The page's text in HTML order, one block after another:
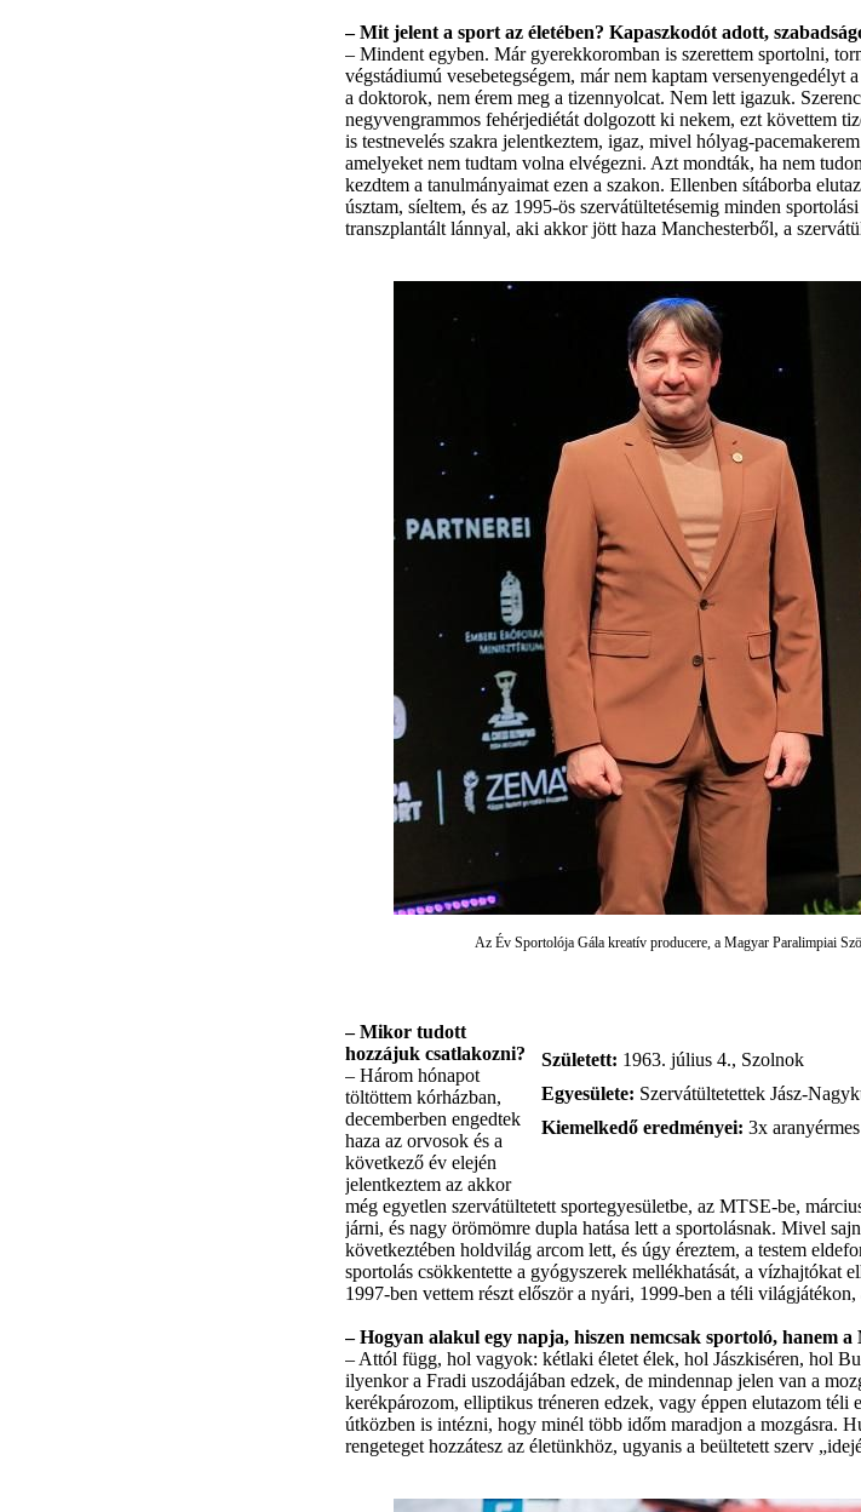
– Mit jelent a sport az életében? Kapaszkodót adott,
– Mindent egyben. Már gyerekkoromban is szerettem sportolni,
végstádiumú vesebetegségem, már nem kaptam
a doktorok, nem érem meg a tizennyolcat. Nem lett igazuk.
negyvengrammos fehérjediétát dolgozott ki nekem, ezt követtem
is testnevelés szakra jelentkeztem, igaz, mivel hólyag-
amelyeket nem tudtam volna elvégezni. Azt mondták, ha nem
kezdtem a tanulmányaimat ezen a szakon. Ellenben sítáborba
úsztam, síeltem, és az 1995-ös szervátültetésemig minden
transzplantált lánnyal, aki akkor jött haza Manchesterből, a
Az Év Sportolója Gála kreatív producere, a Magyar Paralimpiai
Született: 1963. július 4., Szolnok
Egyesülete: Szervátültetettek Jász-
Kiemelkedő eredményei: 3x
– Mikor tudott
hozzájuk csatlakozni?
– Három hónapot
töltöttem kórházban,
decemberben engedtek
haza az orvosok és a
következő év elején
jelentkeztem az akkor
még egyetlen szervátültetett sportegyesületbe, az MTSE-be,
járni, és nagy örömömre dupla hatása lett a sportolásnak. Mivel
következtében holdvilág arcom lett, és úgy éreztem, a testem
sportolás csökkentette a gyógyszerek mellékhatását, a vízhajtókat
1997-ben vettem részt először a nyári, 1999-ben a téli
– Hogyan alakul egy napja, hiszen nemcsak sportoló, hanem
– Attól függ, hol vagyok: kétlaki életet élek, hol Jászkiséren, hol
ilyenkor a Fradi uszodájában edzek, de mindennap jelen van a
kerékpározom, elliptikus tréneren edzek, vagy éppen elutazom
útközben is intézni, hogy minél több időm maradjon a mozgásra.
rengeteget hozzátesz az életünkhöz, ugyanis a beültetett szerv